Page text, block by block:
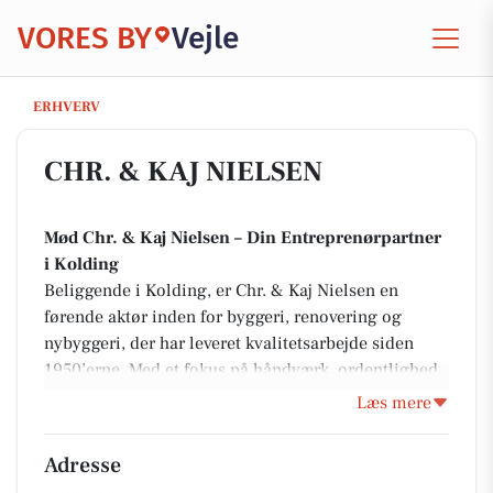
VORES BY Vejle
ERHVERV
CHR. & KAJ NIELSEN
CHR. & KAJ NIELSEN
Mød Chr. & Kaj Nielsen – Din Entreprenørpartner
i Kolding
Beliggende i Kolding, er Chr. & Kaj Nielsen en
førende aktør inden for byggeri, renovering og
nybyggeri, der har leveret kvalitetsarbejde siden
1950’erne. Med et fokus på håndværk, ordentlighed
og individuelle løsninger, sikrer de skræddersyede
metoder gør dem til dit pålidelige valg inden for
Læs mere
Adresse